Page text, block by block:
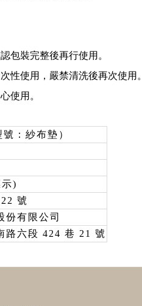
包裝完整後再行使用。
性使用，嚴禁清洗後再次使用。
使用。
：紗布墊）
)
號
份有限公司
路六段 424 巷 21 號